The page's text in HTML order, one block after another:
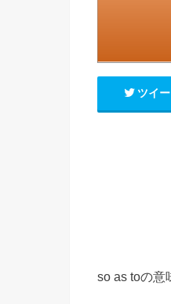
ツイ
so as toの意